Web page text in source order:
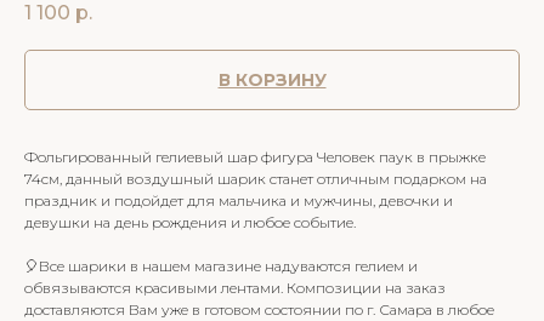
1 100 р.
В КОРЗИНУ
Фольгированный гелиевый шар фигура Человек паук в прыжке
74см, данный воздушный шарик станет отличным подарком на
праздник и подойдет для мальчика и мужчины, девочки и
девушки на день рождения и любое событие.
🎈Все шарики в нашем магазине надуваются гелием и
обвязываются красивыми лентами. Композиции на заказ
доставляются Вам уже в готовом состоянии по г. Самара в любое